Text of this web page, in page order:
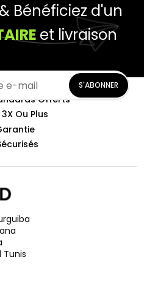
& Bénéficiez d'un
et livraison
S'ABONNER
Offerts
Ou Plus
Tunis